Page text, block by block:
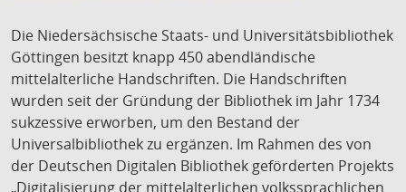
Die Niedersächsische Staats- und Universitätsbibliothek
Göttingen besitzt knapp 450 abendländische
mittelalterliche Handschriften. Die Handschriften
wurden seit der Gründung der Bibliothek im Jahr 1734
sukzessive erworben, um den Bestand der
Universalbibliothek zu ergänzen. Im Rahmen des von
der Deutschen Digitalen Bibliothek geförderten Projekts
„Digitalisierung der mittelalterlichen volkssprachlichen